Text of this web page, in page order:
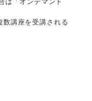
数講座を受講される